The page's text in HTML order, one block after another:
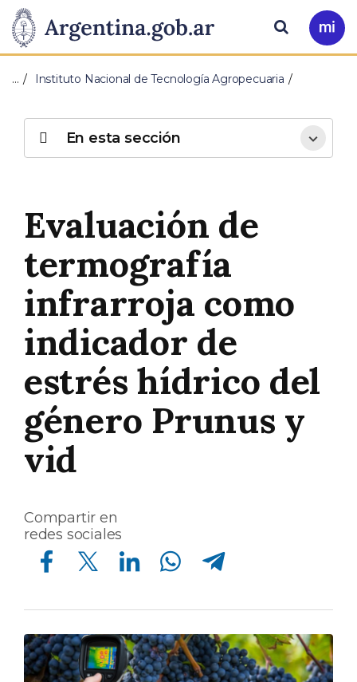
Presidencia
de
Nación
Pasar al contenido principal
Ir
a
Buscar
… Instituto Nacional de Tecnología Agropecuaria
Evaluación de
termografía
infrarroja como
indicador de
estrés hídrico del
género Prunus y
vid
Compartir en
redes sociales
Compartir en Facebook Compartir en Twitter Compartir en Linkedin Compartir en Whatsapp Compartir en Telegram
En esta sección